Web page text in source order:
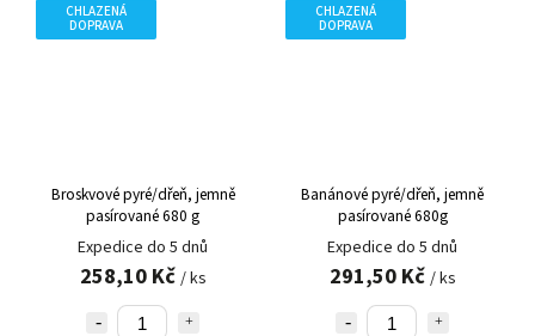
CHLAZENÁ
DOPRAVA
Broskvové pyré/dřeň, jemně
pasírované 680 g
Expedice do 5 dnů
258,10 Kč / ks
CHLAZENÁ
DOPRAVA
Banánové pyré/dřeň, jemně
pasírované 680g
Expedice do 5 dnů
291,50 Kč / ks